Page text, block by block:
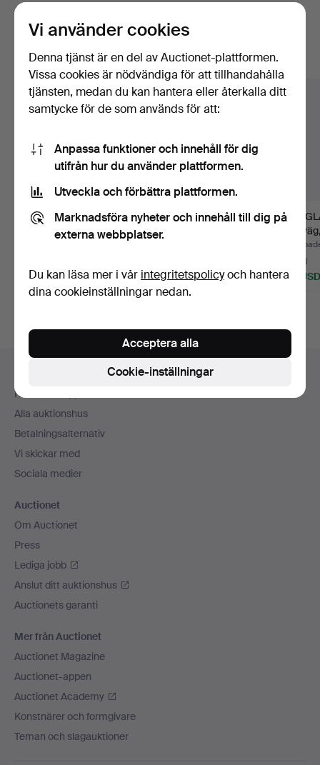
Här är föremål från vårt arkiv som
matchar din sökning
Visa alla föremål
HÖRNLAMPA/
VÄGGLAMPA, stomme
43 USD
VÄGGLAMPOR, 3 st,
stomme i mässing,
32 USD
i mä…
3 bud
43 USD
Sidfotsnavigation
Kontakta support
Alla auktionshus
Betalningsalternativ
Vi skickar med
Sociala medier
Auctionet
Om Auctionet
Press
Lediga jobb
Anslut ditt auktionshus
Auctionets garanti
Mer från Auctionet
Auctionet Magazine
Auctionet-appen
Auctionet Academy
Konstnärer och formgivare
Teman och slagauktioner
Vi använder cookies
Denna tjänst är en del av Auctionet-plattformen.
Vissa cookies är nödvändiga för att tillhandahålla
tjänsten, medan du kan hantera eller återkalla ditt
samtycke för de som används för att:
Anpassa funktioner och innehåll för dig
utifrån hur du använder plattformen.
Utveckla och förbättra plattformen.
Marknadsföra nyheter och innehåll till dig på
externa webbplatser.
Du kan läsa mer i vår integritetspolicyoch hantera
dina cookieinställningar nedan.
Cookie-inställningar
Acceptera alla